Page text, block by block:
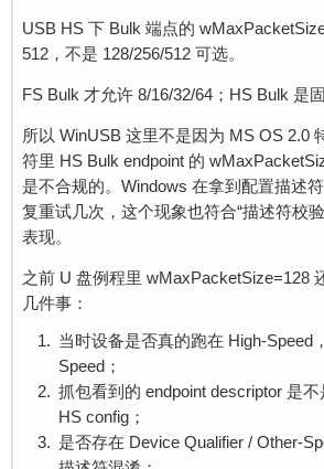
USB HS 下 Bulk 端点的
512，不是 128/256/512 可选。
FS Bulk 才允许 8/16/32/64；HS Bulk 是固
所以 WinUSB 这里不是因为 MS OS 2.0
符里 HS Bulk endpoint 的
是不合规的。Windows 在拿到配置描述
复重试几次，这个现象也符合“描述符校
表现。
之前 U 盘例程里 wMaxPacketSize=128
几件事：
当时设备是否真的跑在 High-Speed
Speed；
抓包看到的 endpoint descriptor 是
HS config；
是否存在 Device Qualifier / Other-